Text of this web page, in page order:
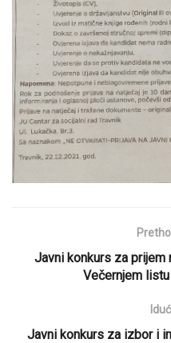
Javni konkurs za prijem
Večernjem
Javni konkurs za izbor i